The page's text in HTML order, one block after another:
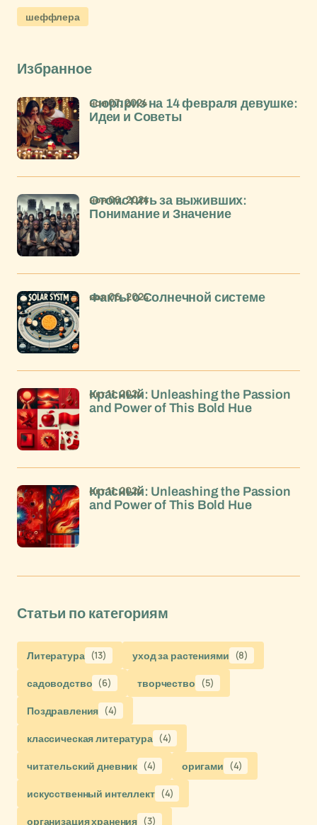
шеффлера
Избранное
Сюрприз на 14 февраля девушке:
Идеи и Советы
ноя 07, 2024
Отомстить за выживших:
Понимание и Значение
ноя 06, 2024
Факты о Солнечной системе
ноя 06, 2024
Красный: Unleashing the Passion
and Power of This Bold Hue
окт 11, 2024
Красный: Unleashing the Passion
and Power of This Bold Hue
окт 11, 2024
Статьи по категориям
Литература (13) уход за растениями (8)
садоводство (6) творчество (5)
Поздравления (4)
классическая литература (4)
читательский дневник (4) оригами (4)
искусственный интеллект (4)
организация хранения (3)